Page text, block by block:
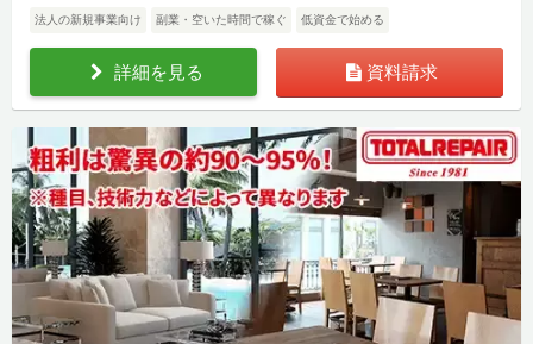
法人の新規事業向け 副業・空いた時間で稼ぐ 低資金で始める
詳細を見る 資料請求